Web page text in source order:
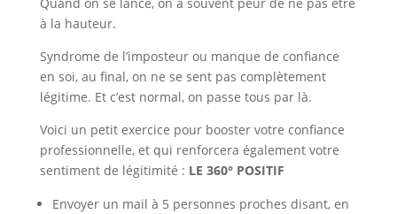
Quand on se lance, on a souvent peur de ne pas être
à la hauteur.
Syndrome de l’imposteur ou manque de confiance
en soi, au final, on ne se sent pas complètement
légitime. Et c’est normal, on passe tous par là.
Voici un petit exercice pour booster votre confiance
professionnelle, et qui renforcera également votre
sentiment de légitimité : LE 360° POSITIF
Envoyer un mail à 5 personnes proches disant, en